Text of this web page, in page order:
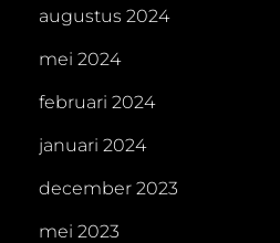
augustus 2024
mei 2024
februari 2024
januari 2024
december 2023
mei 2023